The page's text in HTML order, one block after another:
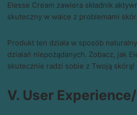
Elesse Cream zawiera składnik
skuteczny w walce z problemami
Produkt ten działa w sposób
działań niepożądanych. Zobacz, jak
skutecznie radzi sobie z Twoją skórą!
V. User